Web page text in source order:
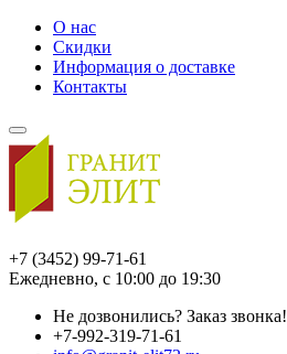
О нас
Скидки
Информация о доставке
Контакты
+7 (3452) 99-71-61
Ежедневно, с 10:00 до 19:30
Не дозвонились? Заказ звонка!
+7-992-319-71-61